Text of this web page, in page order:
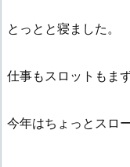
とっとと寝ました。
仕事もスロットもま
今年はちょっとスロ